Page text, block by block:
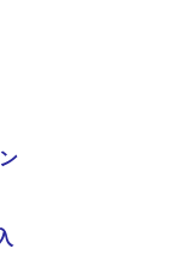
アパッケージ
ソフトウ
ンへ移動：